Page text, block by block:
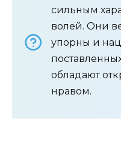
сильным
волей. Они
упорны и
обладают
нравом.